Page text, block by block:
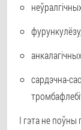
сардэчна-
І гэта не поўны